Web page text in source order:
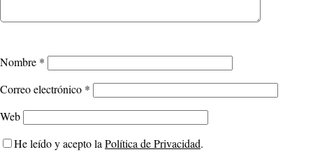
Nombre *
Correo electrónico *
Web
He leído y acepto la Política de Privacidad.